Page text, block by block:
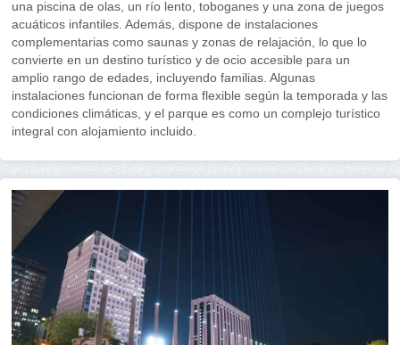
una piscina de olas, un río lento, toboganes y una zona de juegos
acuáticos infantiles. Además, dispone de instalaciones
complementarias como saunas y zonas de relajación, lo que lo
convierte en un destino turístico y de ocio accesible para un
amplio rango de edades, incluyendo familias. Algunas
instalaciones funcionan de forma flexible según la temporada y las
condiciones climáticas, y el parque es como un complejo turístico
integral con alojamiento incluido.